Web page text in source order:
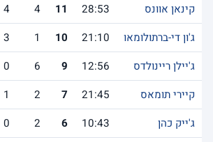
קינאן אוונס
28:53
11
4
4
ג'ון די-ברתולומאו
21:10
10
1
3
ג'יילן ריינולדס
12:56
9
6
0
קיירי תומאס
21:45
7
2
1
ג'ייק כהן
10:43
6
2
0